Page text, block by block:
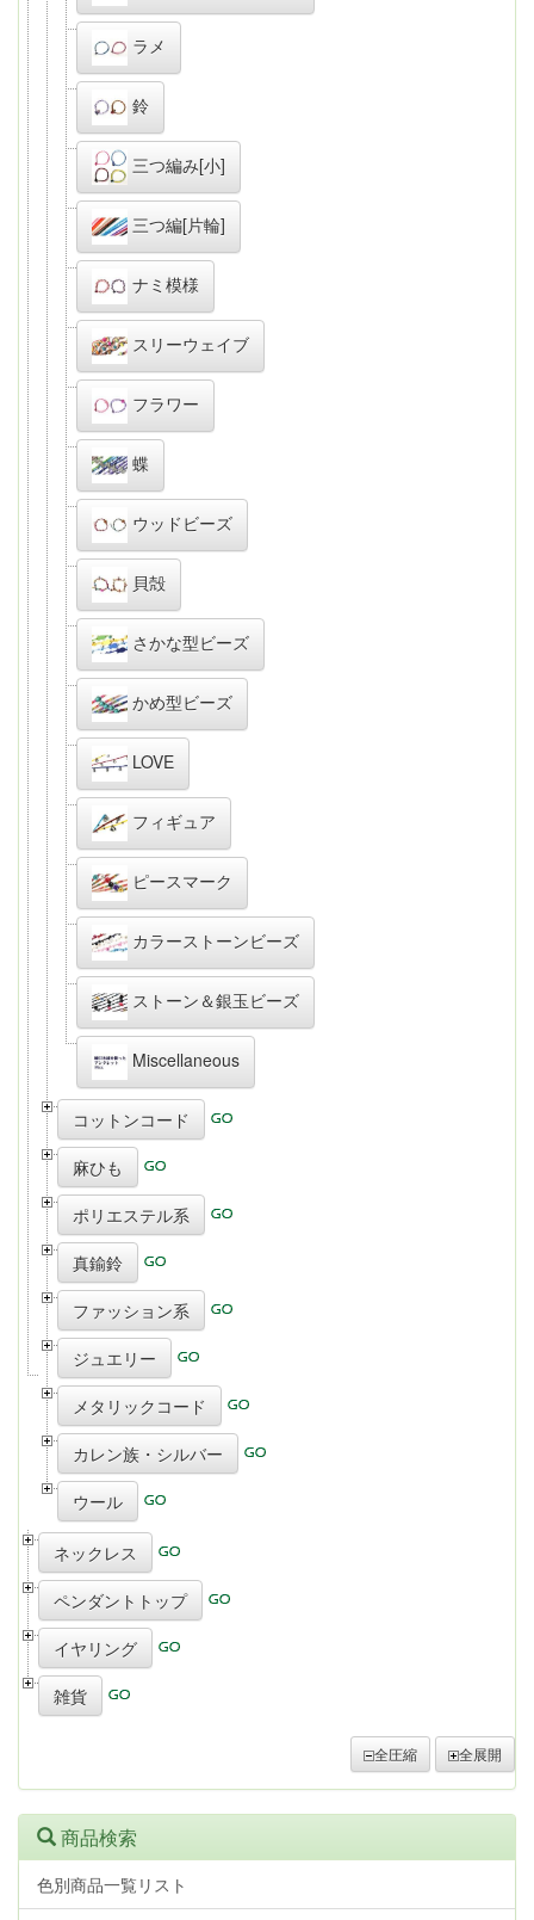
ラメ
鈴
三つ編み[小]
三つ編[片輪]
ナミ模様
スリーウェイブ
フラワー
蝶
ウッドビーズ
貝殻
さかな型ビーズ
かめ型ビーズ
LOVE
フィギュア
ピースマーク
カラーストーンビーズ
ストーン＆銀玉ビーズ
Miscellaneous
コットンコード
麻ひも
ポリエステル系
真鍮鈴
ファッション系
ジュエリー
メタリックコード
カレン族・シルバー
ウール
ネックレス
ペンダントトップ
イヤリング
雑貨
全圧縮 全展開
商品検索
色別商品一覧リスト